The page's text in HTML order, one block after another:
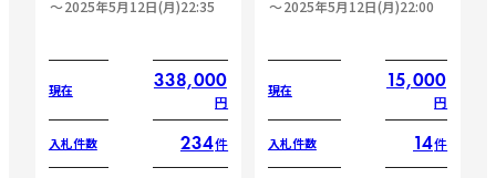
2025年5月12日(月)22:35
現在 338,000
円
入札件数 234件
2025年5月12日(月)22:00
現在 15,000
円
入札件数 14件